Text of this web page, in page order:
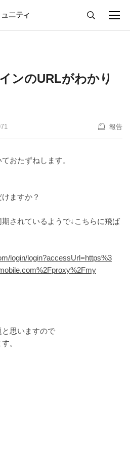
ンのURLがわかり
報告
おたずねします。
ますか？
されているようで↓こちらに飛ば
login/login?accessUrl=https%3
思いますので
。